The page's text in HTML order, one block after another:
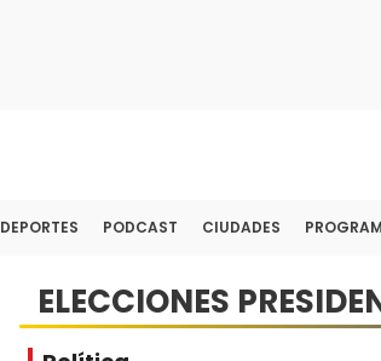
DEPORTES PODCAST CIUDADES
ELECCIONES